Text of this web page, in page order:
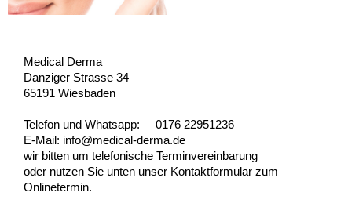
Medical Derma
Danziger Strasse 34
65191 Wiesbaden
Telefon und Whatsapp: 0176 22951236
E-Mail: info@medical-derma.de
wir bitten um telefonische Terminvereinbarung
oder nutzen Sie unten unser Kontaktformular zum
Onlinetermin.